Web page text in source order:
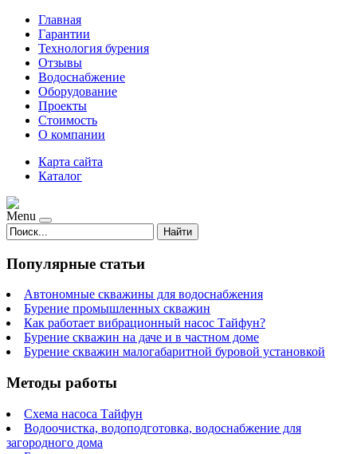
Главная
Гарантии
Технология бурения
Отзывы
Водоснабжение
Оборудование
Проекты
Стоимость
О компании
Карта сайта
Каталог
Menu
Найти
Популярные статьи
Автономные скважины для водоснабжения
Бурение промышленных скважин
Как работает вибрационный насос Тайфун?
Бурение скважин на даче и в частном доме
Бурение скважин малогабаритной буровой установкой
Методы работы
Схема насоса Тайфун
Водоочистка, водоподготовка, водоснабжение для
загородного дома